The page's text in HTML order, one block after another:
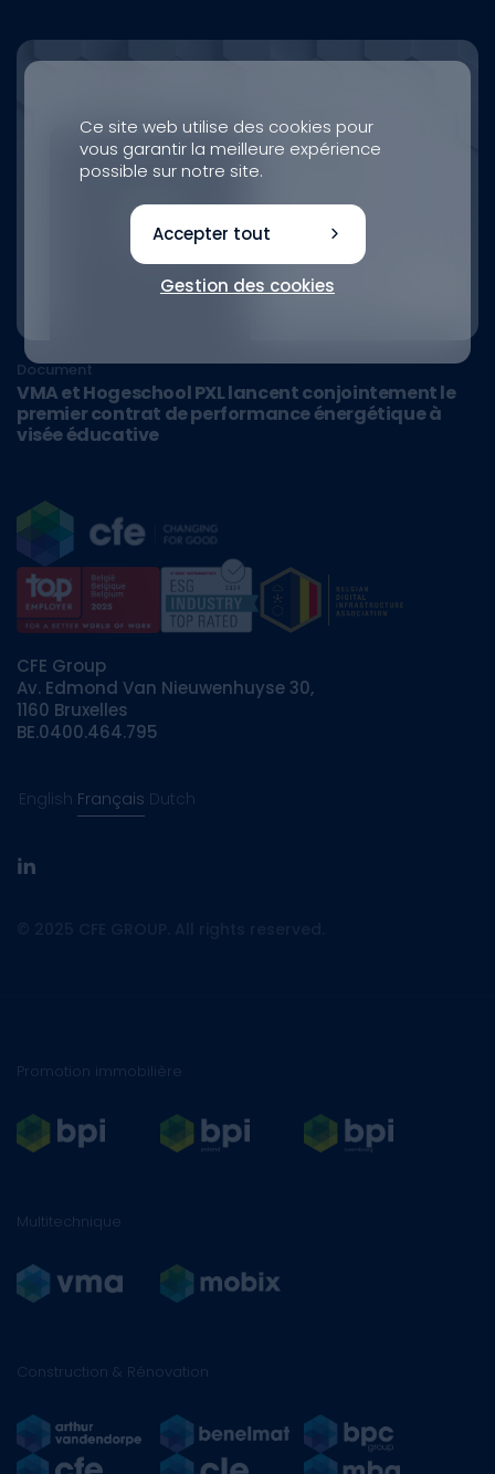
Document
VMA et Hogeschool PXL lancent conjointement le
premier contrat de performance énergétique à
visée éducative
CFE Group
Av. Edmond Van Nieuwenhuyse 30,
1160 Bruxelles
BE.0400.464.795
English Français Dutch
linkedin
Promotion immobilière
Multitechnique
Construction & Rénovation
Ce site web utilise des cookies pour
vous garantir la meilleure expérience
possible sur notre site.
Accepter tout
Gestion des cookies